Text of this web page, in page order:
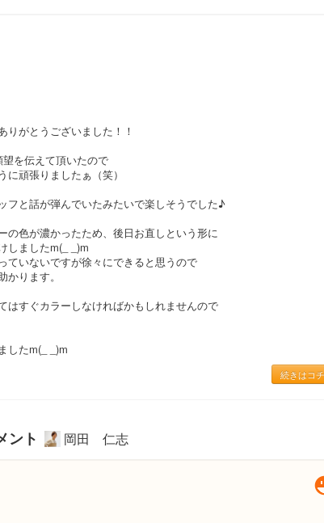
りがとうございました！！
を伝えて頂いたので
頑張りましたぁ（笑）
フと話が弾んでいたみたいで楽しそうでした♪
の色が濃かったため、後日お直しという形に
しましたm(_ _)m
ていないですが徐々にできると思うので
ります。
はすぐカラーしなければかもしれませんので
したm(_ _)m
続きはコ
ント 岡田 仁志